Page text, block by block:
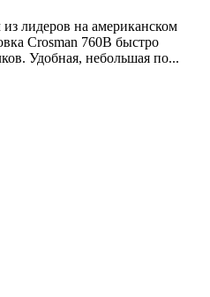
лидеров на американском
Crosman 760B быстро
Удобная, небольшая по...